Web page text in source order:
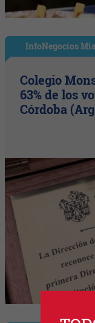
InfoNegocios
Colegio
63% de los
Córdoba